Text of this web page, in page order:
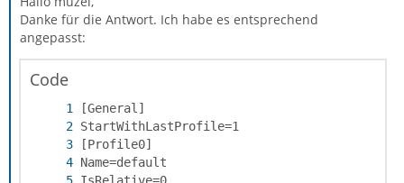
Danke für die Antwort. Ich habe es entsprechend
angepasst:
Code